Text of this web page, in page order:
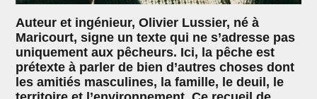
Auteur et ingénieur, Olivier Lussier, né à
Maricourt, signe un texte qui ne s’adresse pas
uniquement aux pêcheurs. Ici, la pêche est
prétexte à parler de bien d’autres choses dont
les amitiés masculines, la famille, le deuil, le